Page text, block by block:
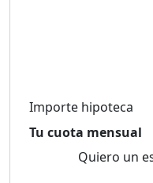
Importe hipoteca
Tu cuota mensual
Quiero un